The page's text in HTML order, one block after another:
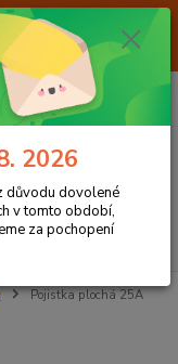
ZAVŘENO. Expedice
v týdnu po 17.8.2026
Hledat
za0,00 Kč
Pojistka plochá 25A
2026
důvodu dovolené
v tomto období,
za pochopení